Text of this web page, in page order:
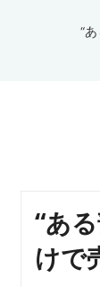
“
“あ
けで